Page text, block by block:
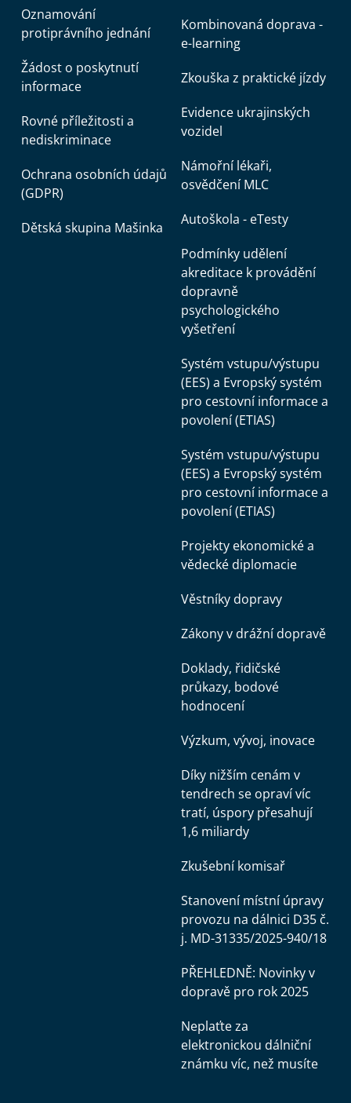
Oznamování
protiprávního jednání
Žádost o poskytnutí
informace
Rovné příležitosti a
nediskriminace
Ochrana osobních údajů
(GDPR)
Dětská skupina Mašinka
Kombinovaná doprava -
e-learning
Zkouška z praktické jízdy
Evidence ukrajinských
vozidel
Námořní lékaři,
osvědčení MLC
Autoškola - eTesty
Podmínky udělení
akreditace k provádění
dopravně
psychologického
vyšetření
Systém vstupu/výstupu
(EES) a Evropský systém
pro cestovní informace a
povolení (ETIAS)
Systém vstupu/výstupu
(EES) a Evropský systém
pro cestovní informace a
povolení (ETIAS)
Projekty ekonomické a
vědecké diplomacie
Věstníky dopravy
Zákony v drážní dopravě
Doklady, řidičské
průkazy, bodové
hodnocení
Výzkum, vývoj, inovace
Díky nižším cenám v
tendrech se opraví víc
tratí, úspory přesahují
1,6 miliardy
Zkušební komisař
Stanovení místní úpravy
provozu na dálnici D35 č.
j. MD-31335/2025-940/18
PŘEHLEDNĚ: Novinky v
dopravě pro rok 2025
Neplaťte za
elektronickou dálniční
známku víc, než musíte